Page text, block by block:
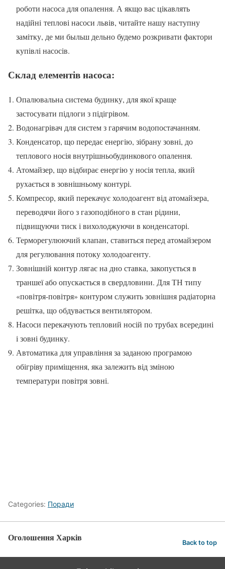
роботи насоса для опалення. А якщо вас цікавлять
надійні теплові насоси львів, читайте нашу наступну
замітку, де ми быльш дельно будемо розкривати фактори
купівлі насосів.
Склад елементів насоса:
Опалювальна система будинку, для якої краще
застосувати підлоги з підігрівом.
Водонагрівач для систем з гарячим водопостачанням.
Конденсатор, що передає енергію, зібрану зовні, до
теплового носія внутрішньобудинкового опалення.
Атомайзер, що відбирає енергію у носія тепла, який
рухається в зовнішньому контурі.
Компресор, який перекачує холодоагент від атомайзера,
переводячи його з газоподібного в стан рідини,
підвищуючи тиск і вихолоджуючи в конденсаторі.
Терморегулюючий клапан, ставиться перед атомайзером
для регулювання потоку холодоагенту.
Зовнішній контур лягає на дно ставка, закопується в
траншеї або опускається в свердловини. Для ТН типу
«повітря-повітря» контуром служить зовнішня радіаторна
решітка, що обдувається вентилятором.
Насоси перекачують тепловий носій по трубах всередині
і зовні будинку.
Автоматика для управління за заданою програмою
обігріву приміщення, яка залежить від зміною
температури повітря зовні.
Categories: Поради
Оголошення Харків Back to top